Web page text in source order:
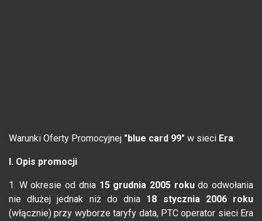
Warunki Oferty Promocyjnej "blue card 99" w sieci Era:
I. Opis promocji
1. W okresie od dnia 15 grudnia 2005 rokudo odwołania
nie dłużej jednak niż do dnia 18 stycznia 2006 roku
(włącznie) przy wyborze taryfy data, PTC operator sieci Era